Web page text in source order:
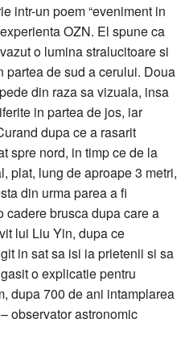
intr-un poem “eveniment in
OZN. El spune ca
o lumina stralucitoare si
de sud a cerului. Doua
din raza sa vizuala, insa
in partea de jos, iar
dupa ce a rasarit
spre nord, in timp ce de la
plat, lung de aproape 3 metri,
din urma parea a fi
cadere brusca dupa care a
lui Liu Yin, dupa ce
in sat sa isi ia prietenii si sa
o explicatie pentru
dupa 700 de ani intamplarea
observator astronomic